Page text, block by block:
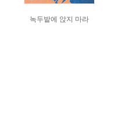
녹두밭에 앉지 마라